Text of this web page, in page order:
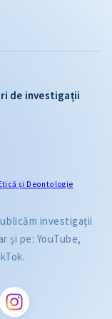
de investigații
și Deontologie
investigații
și pe: YouTube,